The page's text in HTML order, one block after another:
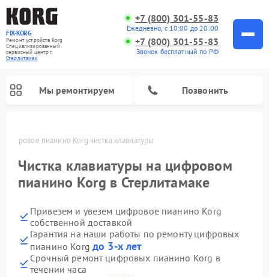
FIX-KORG
Ремонт устройств Korg
Специализированный
cервисный центр г.
Стерлитамак
+7 (800) 301-55-83
Ежедневно, с 10:00 до 20:00
+7 (800) 301-55-83
Звонок бесплатный по РФ
Мы ремонтируем Позвонить
Цифровое пианино Korg чистка клавиатуры
Чистка клавиатуры на цифровом
пианино Korg в Стерлитамаке
Привезем и увезем цифровое пианино Korg
собственной доставкой
Гарантия на наши работы по ремонту цифровых
пианино Korg до 3-х лет
Срочный ремонт цифровых пианино Korg в
течении часа